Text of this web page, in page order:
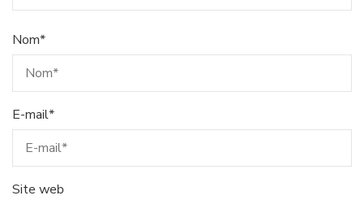
Nom*
E-mail*
Site web